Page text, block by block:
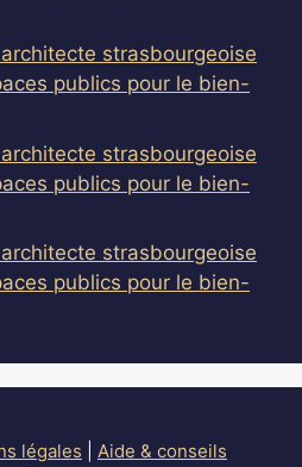
strasbourgeoise
publics pour le bien-
strasbourgeoise
publics pour le bien-
strasbourgeoise
publics pour le bien-
légales
Aide & conseils